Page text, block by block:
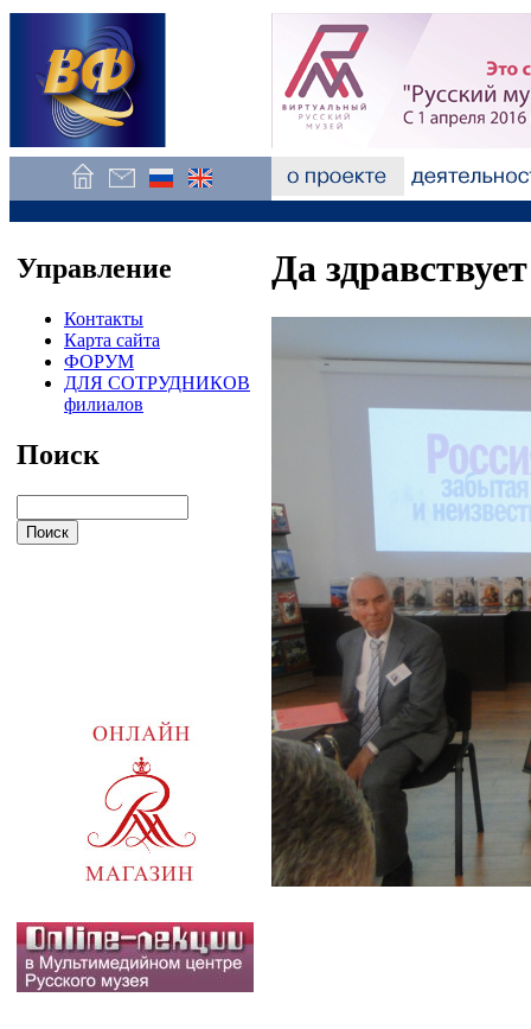
Управление
Контакты
Карта сайта
ФОРУМ
ДЛЯ СОТРУДНИКОВ
филиалов
Поиск
Да